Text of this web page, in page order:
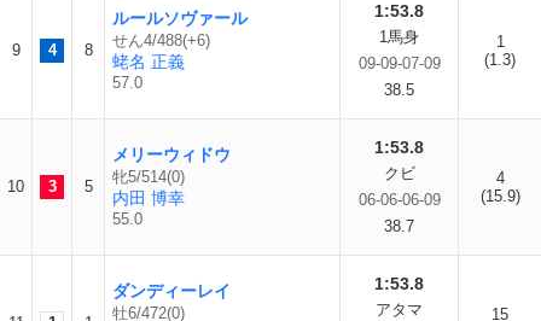
9 4 8
ルールソヴァール
せん4/488(+6)
蛯名 正義
57.0
1:53.8
1馬身
09-09-07-09
38.5
1
(1.3)
10 3 5
メリーウィドウ
牝5/514(0)
内田 博幸
55.0
1:53.8
クビ
06-06-06-09
38.7
4
(15.9)
ダンディーレイ
牡6/472(0)
1:53.8
アタマ
15